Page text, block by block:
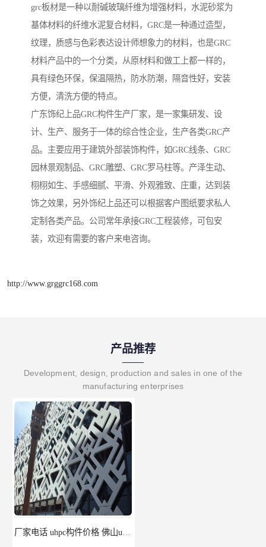
grc板材是一种以耐碱玻璃纤维为增强材料，水泥砂浆为
基体材料的纤维水泥复合材料，GRC是一种通过造型，
纹理，质感与色彩表达设计师想象力的材料，也是GRC
材料产品中的一个分类，从原材料和做工上都一样的，
具有绿色环保，保温隔热，防水防潮，隔音性好，安装
方便，清洗方便的特点。
广东饰纪上品GRC构件生产厂家，是一家集研发、设
计、生产、服务于一体的综合性企业，生产各类GRC产
品。主要应用于建筑外部装饰构件，如GRC线条、GRC
园林景观制品、GRC雕塑、GRC罗马柱等。产泽生动、
栩栩如生、手感细腻、平滑、外观雅致、庄重，达到装
饰之效果，另外饰纪上品还可以根据客户图纸要求私人
定制各类产品。公司常年承接GRC工程装修，可包安
装，欢迎有需要的客户来电咨询。
http://www.grggrc168.com
产品推荐
Development, design, production and sales in one of the
manufacturing enterprises
厂家电话 uhpc构件价格 佛山uhpc工厂